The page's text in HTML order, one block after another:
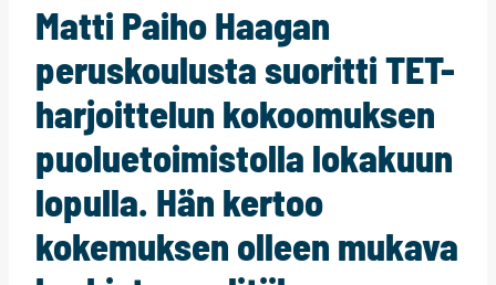
Matti Paiho Haagan
peruskoulusta suoritti TET-
harjoittelun kokoomuksen
puoluetoimistolla lokakuun
lopulla. Hän kertoo
kokemuksen olleen mukava